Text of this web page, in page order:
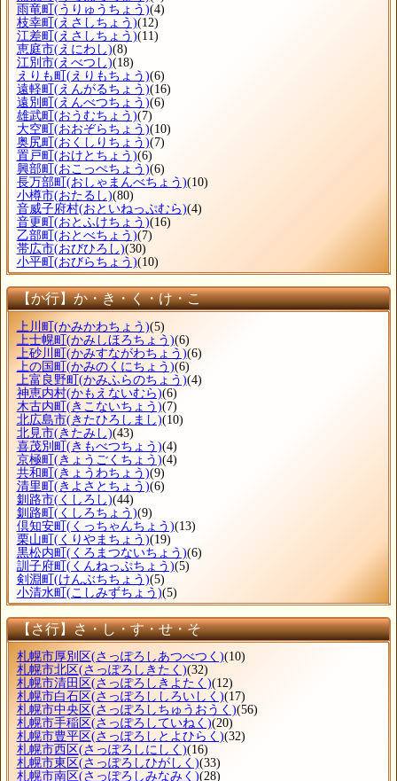
雨竜町 (うりゅうちょう)(4)
枝幸町 (えさしちょう)(12)
江差町 (えさしちょう)(11)
恵庭市(えにわし)(8)
江別市(えべつし)(18)
えりも町 (えりもちょう)(6)
遠軽町 (えんがるちょう)(16)
遠別町 (えんべつちょう)(6)
雄武町 (おうむちょう)(7)
大空町 (おおぞらちょう)(10)
奥尻町 (おくしりちょう)(7)
置戸町 (おけとちょう)(6)
興部町 (おこっぺちょう)(6)
長万部町 (おしゃまんべちょう)(10)
小樽市(おたるし)(80)
音威子府村(おといねっぷむら)(4)
音更町 (おとふけちょう)(16)
乙部町 (おとべちょう)(7)
帯広市(おびひろし)(30)
小平町 (おびらちょう)(10)
【か行】か・き・く・け・こ
上川町(かみかわちょう)(5)
上士幌町(かみしほろちょう)(6)
上砂川町(かみすながわちょう)(6)
上の国町(かみのくにちょう)(6)
上富良野町(かみふらのちょう)(4)
神恵内村(かもえないむら)(6)
木古内町(きこないちょう)(7)
北広島市(きたひろしまし)(10)
北見市(きたみし)(43)
喜茂別町(きもべつちょう)(4)
京極町(きょうごくちょう)(4)
共和町(きょうわちょう)(9)
清里町(きよさとちょう)(6)
釧路市(くしろし)(44)
釧路町(くしろちょう)(9)
倶知安町(くっちゃんちょう)(13)
栗山町(くりやまちょう)(19)
黒松内町(くろまつないちょう)(6)
訓子府町(くんねっぷちょう)(5)
剣淵町(けんぶちちょう)(5)
小清水町(こしみずちょう)(5)
【さ行】さ・し・す・せ・そ
札幌市厚別区(さっぽろしあつべつく)(10)
札幌市北区(さっぽろしきたく)(32)
札幌市清田区(さっぽろしきよたく)(12)
札幌市白石区(さっぽろししろいしく)(17)
札幌市中央区(さっぽろしちゅうおうく)(56)
札幌市手稲区(さっぽろしていねく)(20)
札幌市豊平区(さっぽろしとよひらく)(32)
札幌市西区(さっぽろしにしく)(16)
札幌市東区(さっぽろしひがしく)(33)
札幌市南区(さっぽろしみなみく)(28)